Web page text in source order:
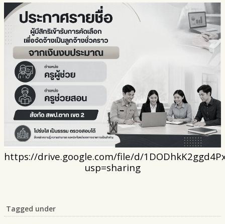
https://drive.google.com/file/d/
usp=sharing
Tagged under